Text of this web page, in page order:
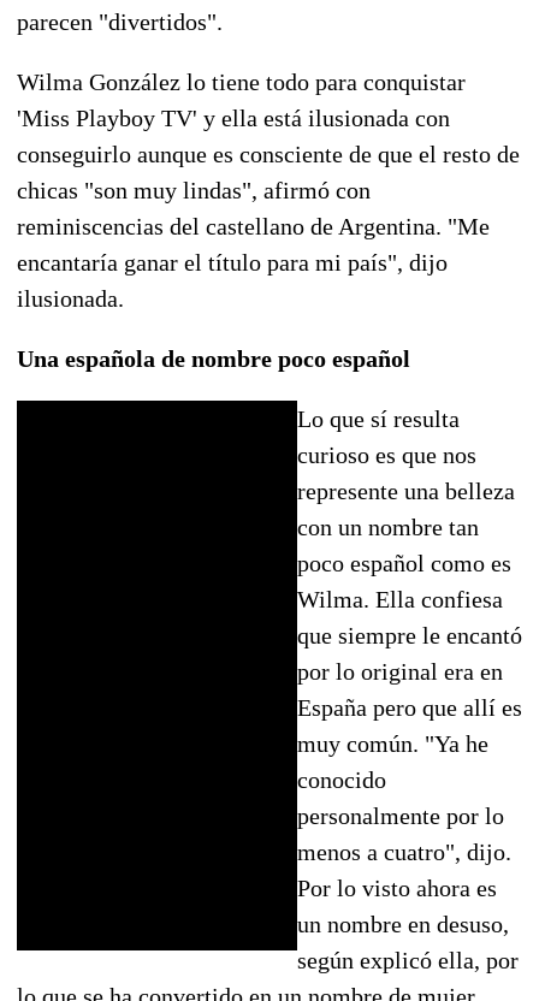
parecen "divertidos".
Wilma González lo tiene todo para conquistar
'Miss Playboy TV' y ella está ilusionada con
conseguirlo aunque es consciente de que el resto de
chicas "son muy lindas", afirmó con
reminiscencias del castellano de Argentina. "Me
encantaría ganar el título para mi país", dijo
ilusionada.
Una española de nombre poco español
Lo que sí resulta
curioso es que nos
represente una belleza
con un nombre tan
poco español como es
Wilma. Ella confiesa
que siempre le encantó
por lo original era en
España pero que allí es
muy común. "Ya he
conocido
personalmente por lo
menos a cuatro", dijo.
Por lo visto ahora es
un nombre en desuso,
según explicó ella, por
lo que se ha convertido en un nombre de mujer